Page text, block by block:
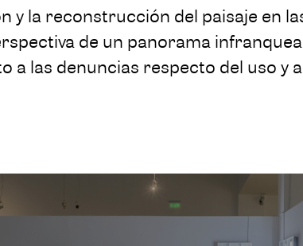
y la reconstrucción del paisaje en
de un panorama
a las denuncias respecto del uso y